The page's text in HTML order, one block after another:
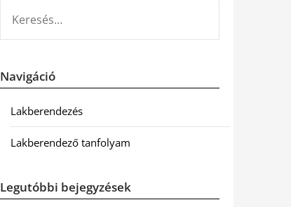
Navigáció
Lakberendezés
Lakberendező tanfolyam
Legutóbbi bejegyzések